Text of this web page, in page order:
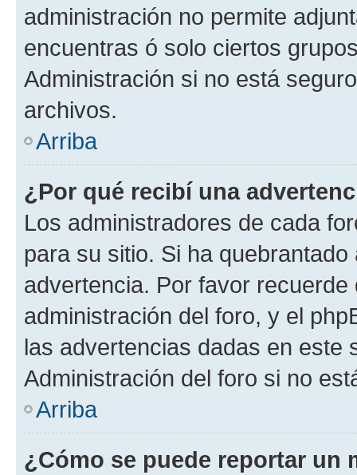
administración no permite
encuentras ó solo ciertos
Administración si no está
archivos.
Arriba
¿Por qué recibí una
Los administradores de cada
para su sitio. Si ha
advertencia. Por favor
administración del foro, y el
las advertencias dadas en este
Administración del foro si no
Arriba
¿Cómo se puede reportar un